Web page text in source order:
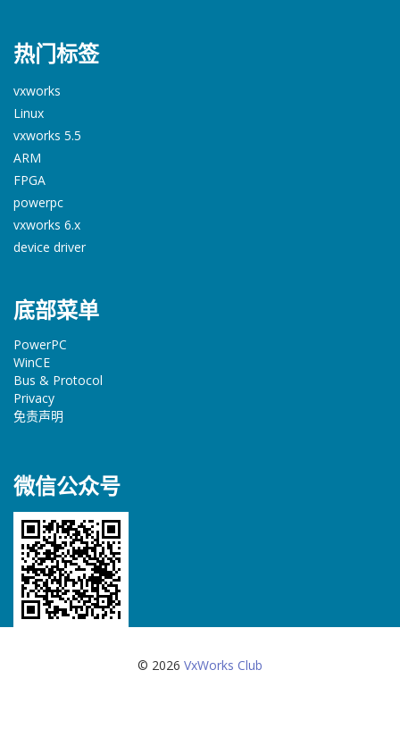
热门标签
vxworks
Linux
vxworks 5.5
ARM
FPGA
powerpc
vxworks 6.x
device driver
底部菜单
PowerPC
WinCE
Bus & Protocol
Privacy
免责声明
微信公众号
© 2026 VxWorks Club